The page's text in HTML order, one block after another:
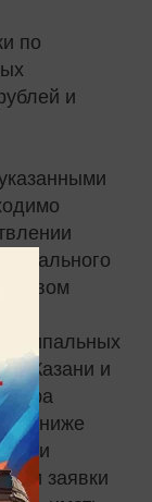
по
и
Казани и
– ниже
заявки